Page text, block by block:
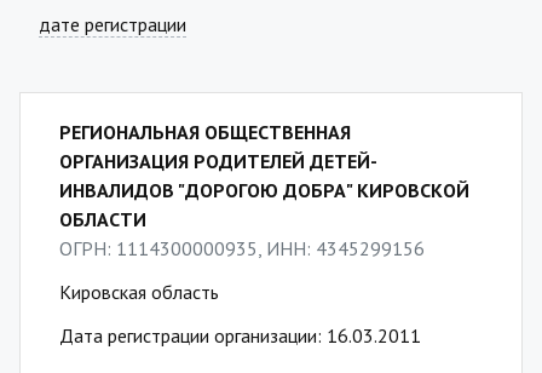
дате регистрации
РЕГИОНАЛЬНАЯ ОБЩЕСТВЕННАЯ
ОРГАНИЗАЦИЯ РОДИТЕЛЕЙ ДЕТЕЙ-
ИНВАЛИДОВ "ДОРОГОЮ ДОБРА" КИРОВСКОЙ
ОБЛАСТИ
ОГРН: 1114300000935, ИНН: 4345299156
Кировская область
Дата регистрации организации: 16.03.2011